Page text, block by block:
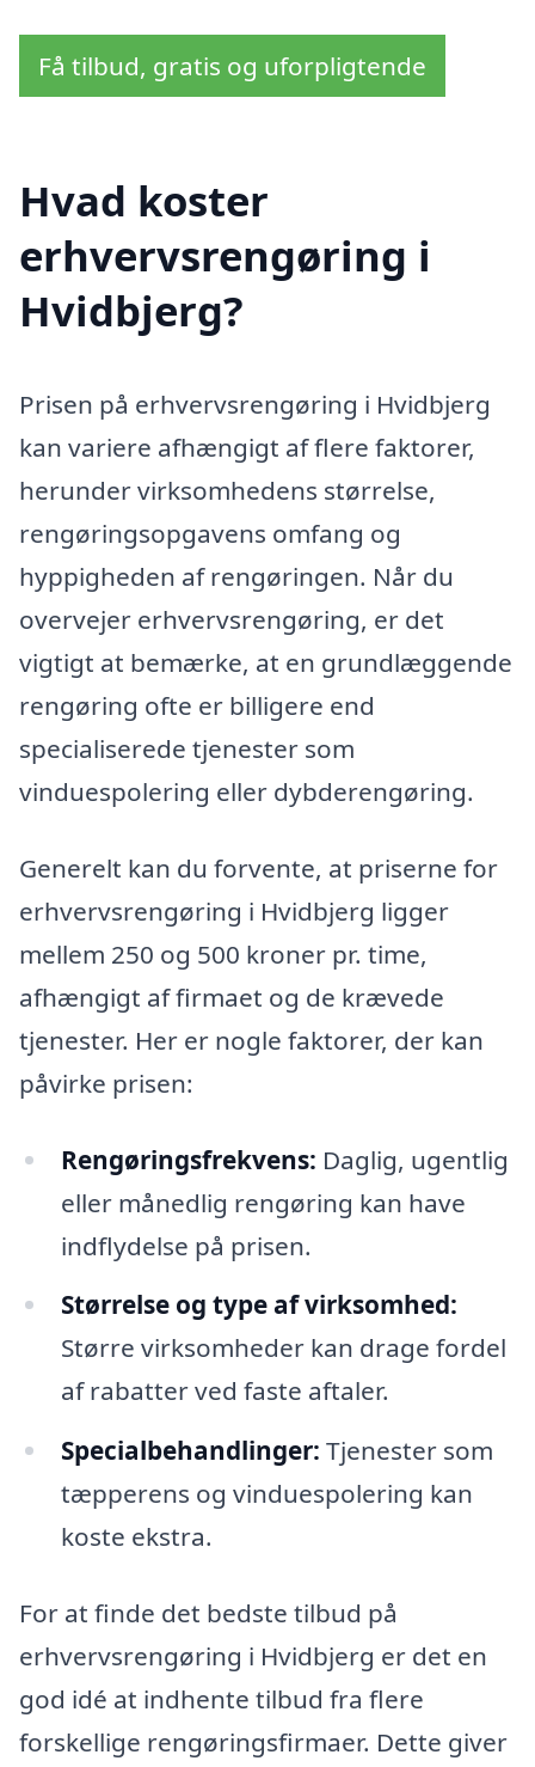
Få tilbud, gratis og uforpligtende
Hvad koster
erhvervsrengøring i
Hvidbjerg?
Prisen på erhvervsrengøring i Hvidbjerg
kan variere afhængigt af flere faktorer,
herunder virksomhedens størrelse,
rengøringsopgavens omfang og
hyppigheden af rengøringen. Når du
overvejer erhvervsrengøring, er det
vigtigt at bemærke, at en grundlæggende
rengøring ofte er billigere end
specialiserede tjenester som
vinduespolering eller dybderengøring.
Generelt kan du forvente, at priserne for
erhvervsrengøring i Hvidbjerg ligger
mellem 250 og 500 kroner pr. time,
afhængigt af firmaet og de krævede
tjenester. Her er nogle faktorer, der kan
påvirke prisen:
Rengøringsfrekvens: Daglig, ugentlig
eller månedlig rengøring kan have
indflydelse på prisen.
Størrelse og type af virksomhed:
Større virksomheder kan drage fordel
af rabatter ved faste aftaler.
Specialbehandlinger: Tjenester som
tæpperens og vinduespolering kan
koste ekstra.
For at finde det bedste tilbud på
erhvervsrengøring i Hvidbjerg er det en
god idé at indhente tilbud fra flere
forskellige rengøringsfirmaer. Dette giver